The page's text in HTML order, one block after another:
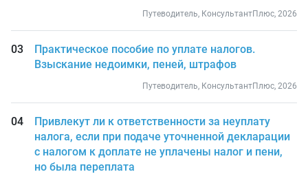
Путеводитель, КонсультантПлюс, 2026
Практическое пособие по уплате налогов.
Взыскание недоимки, пеней, штрафов
Путеводитель, КонсультантПлюс, 2026
Привлекут ли к ответственности за неуплату
налога, если при подаче уточненной декларации
с налогом к доплате не уплачены налог и пени,
но была переплата